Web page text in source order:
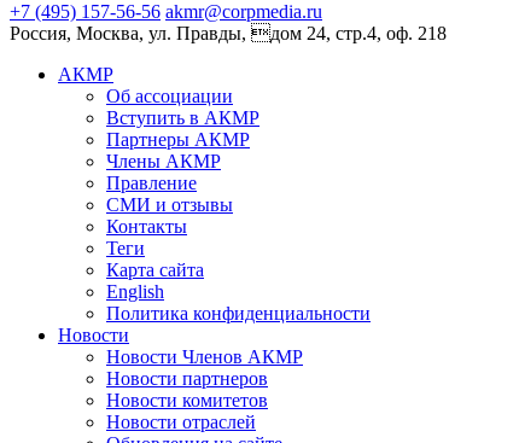
+7 (495) 157-56-56 akmr@corpmedia.ru
Россия, Москва, ул. Правды, дом 24, стр.4, оф. 218
АКМР
Об ассоциации
Вступить в АКМР
Партнеры АКМР
Члены АКМР
Правление
СМИ и отзывы
Контакты
Теги
Карта сайта
English
Политика конфиденциальности
Новости
Новости Членов АКМР
Новости партнеров
Новости комитетов
Новости отраслей